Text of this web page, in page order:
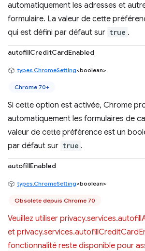
automatiquement les adresses et
formulaire. La valeur de cette
qui est défini par défaut sur true .
autofillCreditCardEnabled
types.ChromeSetting<boolean>
Chrome 70+
Si cette option est activée, Chrome
automatiquement les formulaires de
valeur de cette préférence est un
par défaut sur true .
autofillEnabled
types.ChromeSetting<boolean>
Obsolète depuis Chrome 70
Veuillez utiliser
et
fonctionnalité reste disponible pour